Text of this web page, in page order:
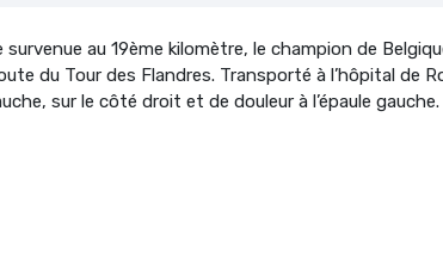
au 19ème kilomètre, le champion de
du Tour des Flandres. Transporté à l’hôpital de
sur le côté droit et de douleur à l’épaule gauche.